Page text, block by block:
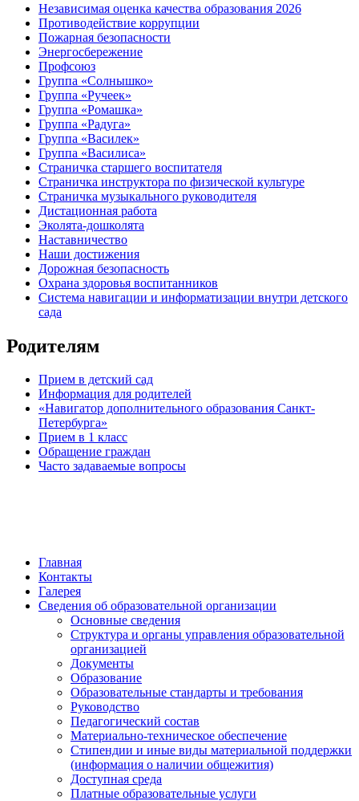
Независимая оценка качества образования 2026
Противодействие коррупции
Пожарная безопасности
Энергосбережение
Профсоюз
Группа «Солнышко»
Группа «Ручеек»
Группа «Ромашка»
Группа «Радуга»
Группа «Василек»
Группа «Василиса»
Страничка старшего воспитателя
Страничка инструктора по физической культуре
Страничка музыкального руководителя
Дистационная работа
Эколята-дошколята
Наставничество
Наши достижения
Дорожная безопасность
Охрана здоровья воспитанников
Система навигации и информатизации внутри детского
сада
Родителям
Прием в детский сад
Информация для родителей
«Навигатор дополнительного образования Санкт-
Петербурга»
Прием в 1 класс
Обращение граждан
Часто задаваемые вопросы
Главная
Контакты
Галерея
Сведения об образовательной организации
Основные сведения
Структура и органы управления образовательной
организацией
Документы
Образование
Образовательные стандарты и требования
Руководство
Педагогический состав
Материально-техническое обеспечение
Стипендии и иные виды материальной поддержки
(информация о наличии общежития)
Доступная среда
Платные образовательные услуги